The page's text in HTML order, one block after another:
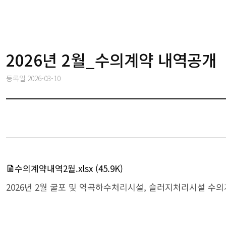
2026년 2월_수의계약 내역공개
등록일 2026-03-10
수의계약내역2월.xlsx (45.9K)
2026년 2월 굴포 및 역곡하수처리시설, 슬러지처리시설 수